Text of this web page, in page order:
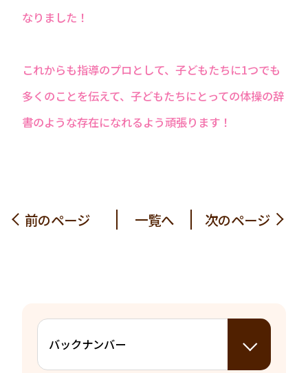
なりました！
これからも指導のプロとして、子どもたちに1つでも
多くのことを伝えて、子どもたちにとっての体操の辞
書のような存在になれるよう頑張ります！
前のページ 一覧へ 次のページ